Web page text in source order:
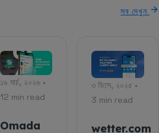
সব দেখুন
১৯ মার্চ, ২০২৬ •
12 min read
Omada
৩ ডিসে, ২০২৫ •
3 min read
wetter.com